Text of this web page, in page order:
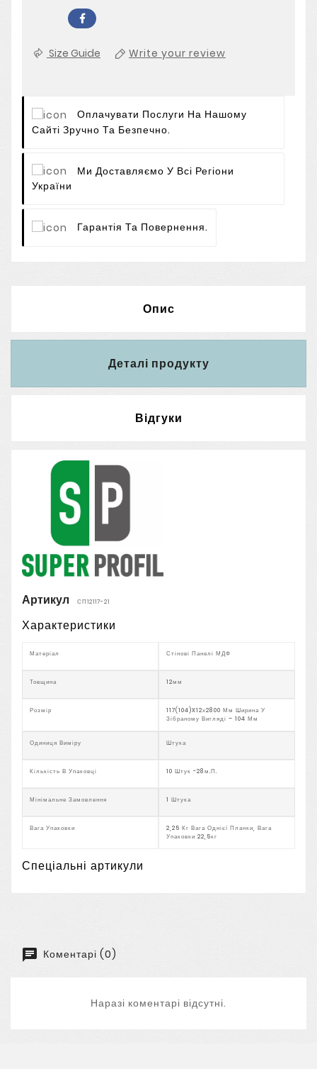
Size Guide Write your review
Оплачувати Послуги На Нашому
Сайті Зручно Та Безпечно.
Ми Доставляємо У Всі Регіони
України
Гарантія Та Повернення.
Опис
Деталі продукту
Відгуки
Артикул СП12117-21
Характеристики
Матеріал Стінові Панелі МДФ
Товщина 12мм
Розмір
117(104)x12х2800 Мм Ширина У
Зібраному Вигляді – 104 Мм
Одиниця Виміру Штука
Кількість В Упаковці 10 Штук -28м.п.
Мінімальне Замовлення 1 Штука
Вага Упаковки
2,25 Кг Вага Однієї Планки, Вага
Упаковки 22,5кг
Спеціальні артикули
Коментарі (0)
Наразі коментарі відсутні.